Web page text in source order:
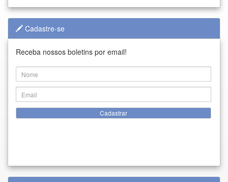
Cadastre-se
Receba nossos boletins por email!
Cadastrar